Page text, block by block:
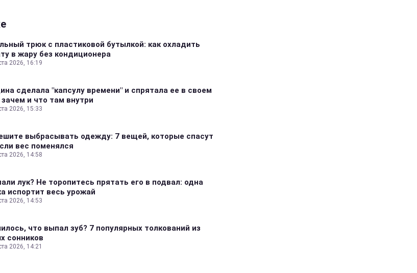
трюк с пластиковой бутылкой: как охладить
в жару без кондиционера
2026, 16:19
сделала "капсулу времени" и спрятала ее в своем
и что там внутри
2026, 15:33
выбрасывать одежду: 7 вещей, которые спасут
вес поменялся
2026, 14:58
лук? Не торопитесь прятать его в подвал: одна
испортит весь урожай
2026, 14:53
что выпал зуб? 7 популярных толкований из
сонников
2026, 14:21